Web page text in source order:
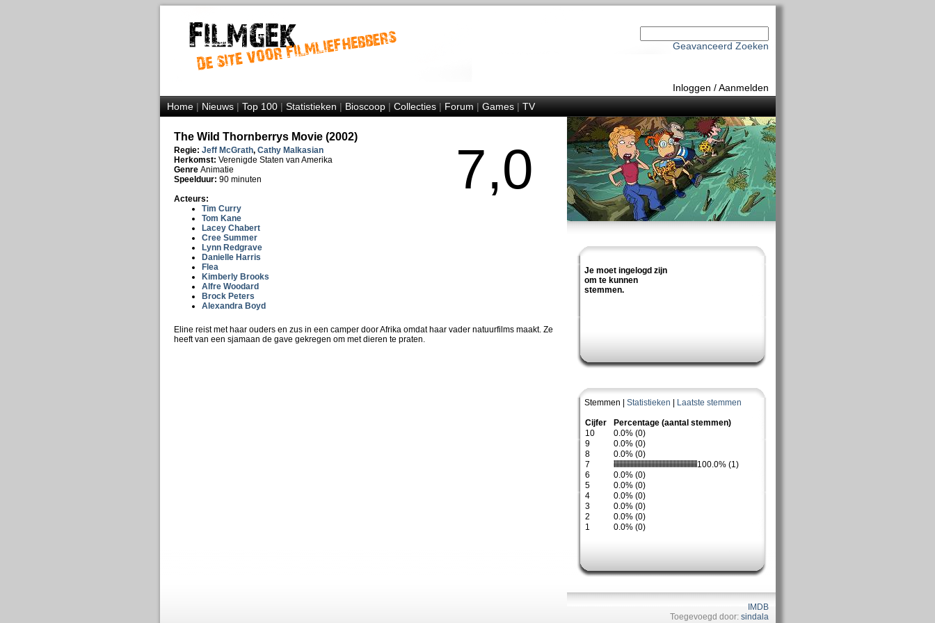
Geavanceerd Zoeken
Inloggen /Aanmelden
Home|Nieuws|Top 100|Statistieken|Bioscoop|Collecties|Forum|Games|TV
Je moet ingelogd zijn
om te kunnen
stemmen.
Stemmen | Statistieken Laatste stemmen
Cijfer
Percentage (aantal stemmen)
10
0.0% (0)
9
0.0% (0)
8
0.0% (0)
7
100.0% (1)
6
0.0% (0)
5
0.0% (0)
4
0.0% (0)
3
0.0% (0)
2
0.0% (0)
1
0.0% (0)
IMDB
Toegevoegd door: sindala
The Wild Thornberrys Movie (2002)
Regie: Jeff McGrath, Cathy Malkasian
Herkomst: Verenigde Staten van Amerika
Genre Animatie
Speelduur: 90 minuten
Acteurs:
Tim Curry
Tom Kane
Lacey Chabert
Cree Summer
Lynn Redgrave
Danielle Harris
Flea
Kimberly Brooks
Alfre Woodard
Brock Peters
Alexandra Boyd
7,0
Eline reist met haar ouders en zus in een camper door Afrika omdat haar vader natuurfilms maakt. Ze
heeft van een sjamaan de gave gekregen om met dieren te praten.